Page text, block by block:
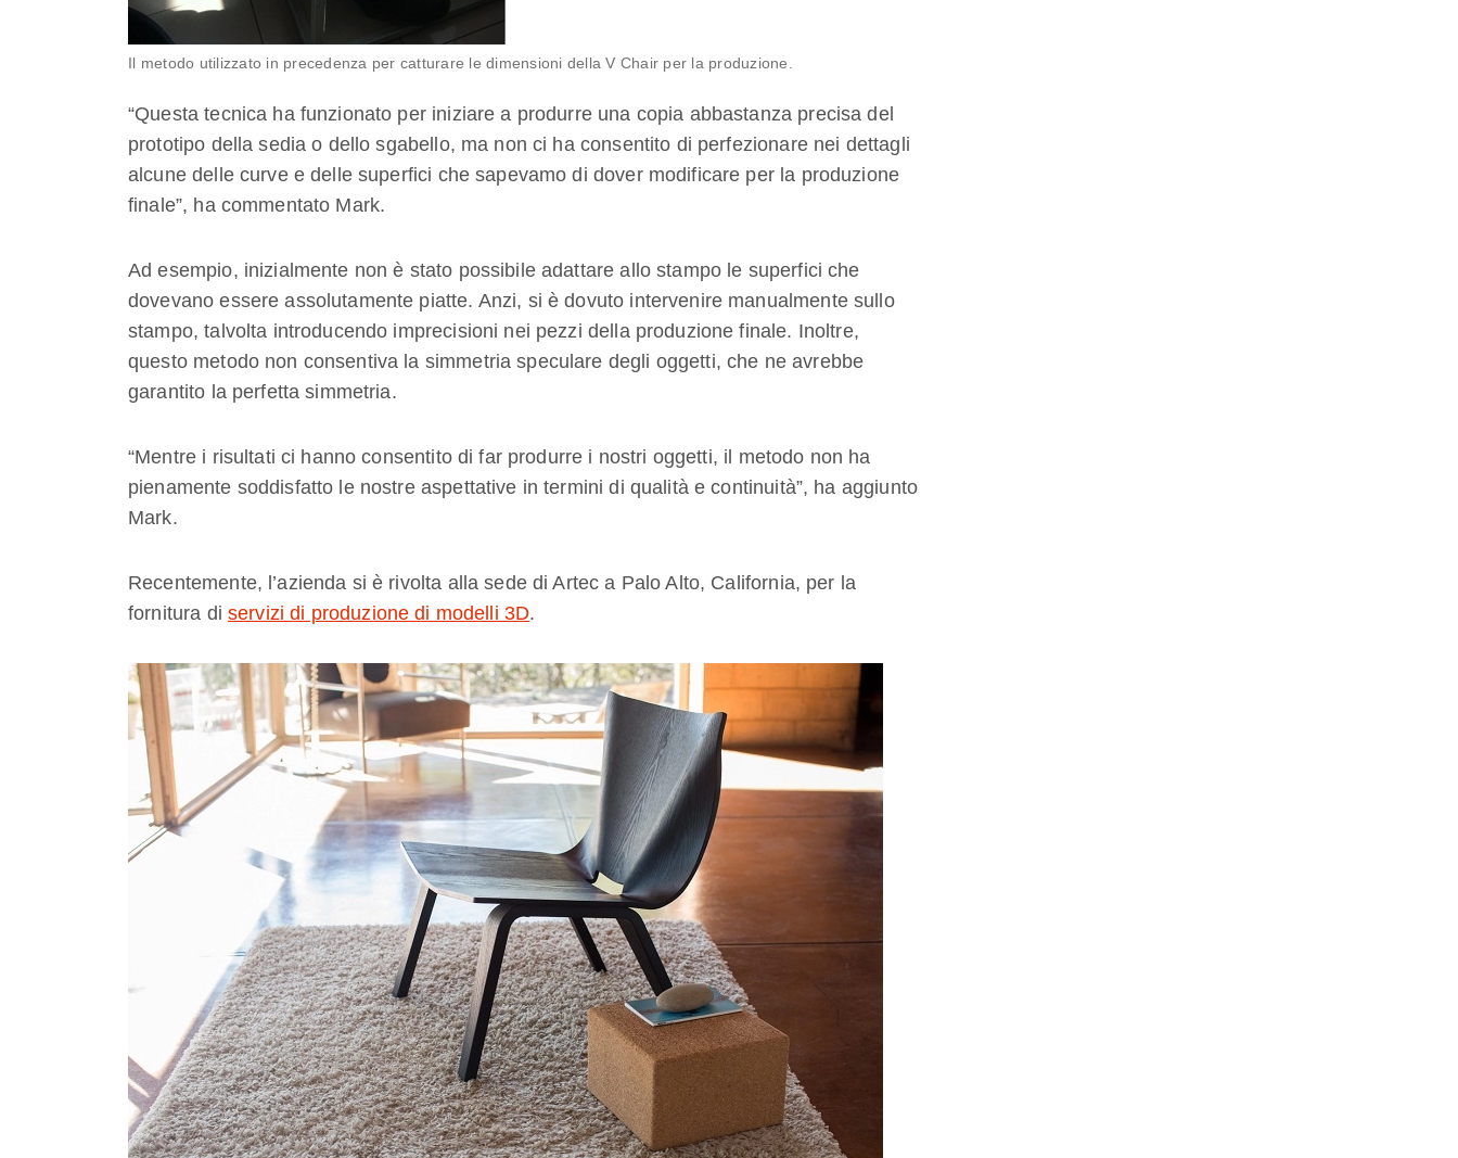
Il metodo utilizzato in precedenza per catturare le dimensioni della V Chair per la produzione.
“Questa tecnica ha funzionato per iniziare a produrre una copia abbastanza precisa del
prototipo della sedia o dello sgabello, ma non ci ha consentito di perfezionare nei dettagli
alcune delle curve e delle superfici che sapevamo di dover modificare per la produzione
finale”, ha commentato Mark.
Ad esempio, inizialmente non è stato possibile adattare allo stampo le superfici che
dovevano essere assolutamente piatte. Anzi, si è dovuto intervenire manualmente sullo
stampo, talvolta introducendo imprecisioni nei pezzi della produzione finale. Inoltre,
questo metodo non consentiva la simmetria speculare degli oggetti, che ne avrebbe
garantito la perfetta simmetria.
“Mentre i risultati ci hanno consentito di far produrre i nostri oggetti, il metodo non ha
pienamente soddisfatto le nostre aspettative in termini di qualità e continuità”, ha aggiunto
Mark.
Recentemente, l’azienda si è rivolta alla sede di Artec a Palo Alto, California, per la
fornitura di servizi di produzione di modelli 3D.